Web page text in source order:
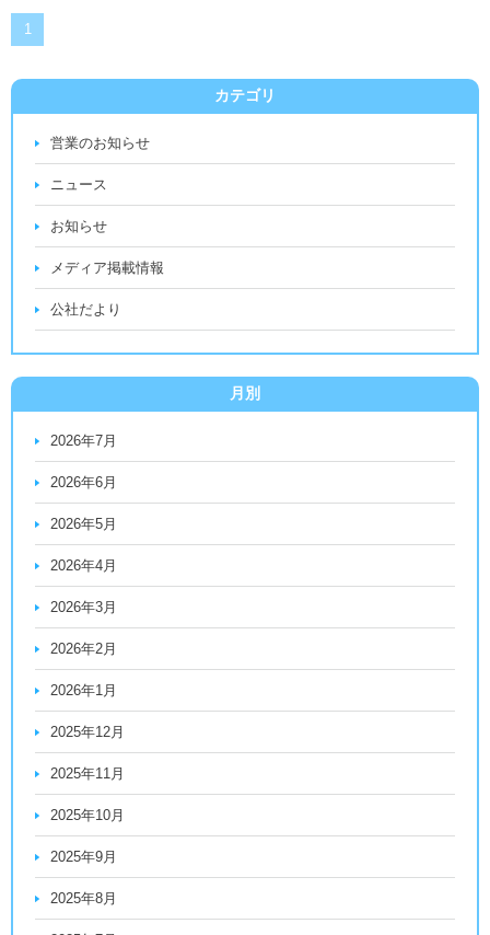
1
カテゴリ
営業のお知らせ
ニュース
お知らせ
メディア掲載情報
公社だより
月別
2026年7月
2026年6月
2026年5月
2026年4月
2026年3月
2026年2月
2026年1月
2025年12月
2025年11月
2025年10月
2025年9月
2025年8月